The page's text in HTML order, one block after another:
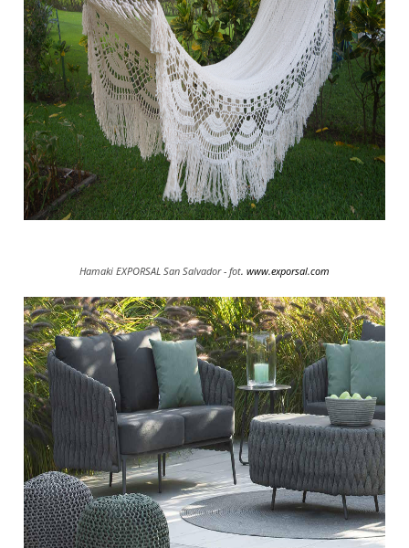
Hamaki EXPORSAL San Salvador - fot. www.exporsal.com